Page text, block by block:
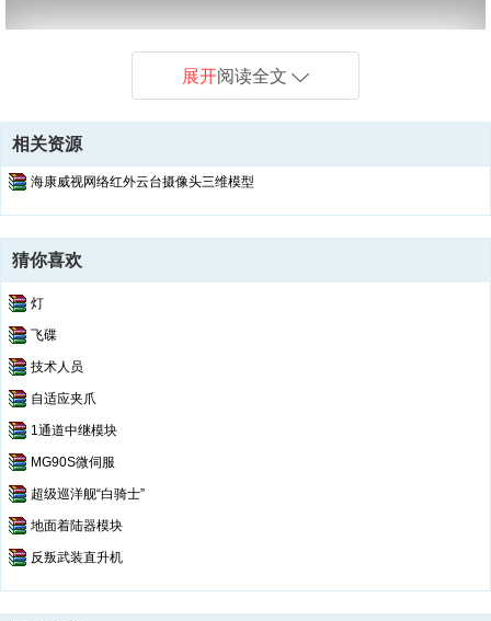
展开阅读全文
相关资源
海康威视网络红外云台摄像头三维模型
猜你喜欢
灯
飞碟
技术人员
自适应夹爪
1通道中继模块
MG90S微伺服
超级巡洋舰“白骑士”
地面着陆器模块
反叛武装直升机